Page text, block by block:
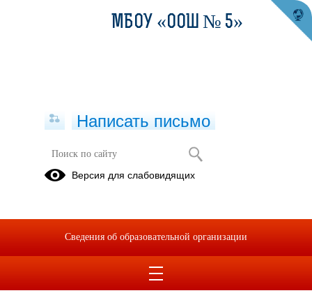
МБОУ «ООШ № 5»
Написать письмо
Версия для слабовидящих
Сведения об образовательной организации